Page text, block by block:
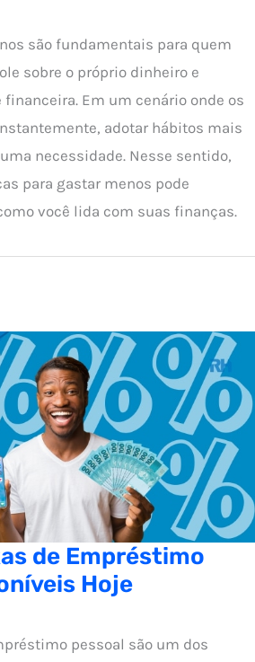
são fundamentais para quem
sobre o próprio dinheiro e
Em um cenário onde os
adotar hábitos mais
necessidade. Nesse sentido,
para gastar menos pode
você lida com suas finanças.
de Empréstimo
Hoje
pessoal são um dos